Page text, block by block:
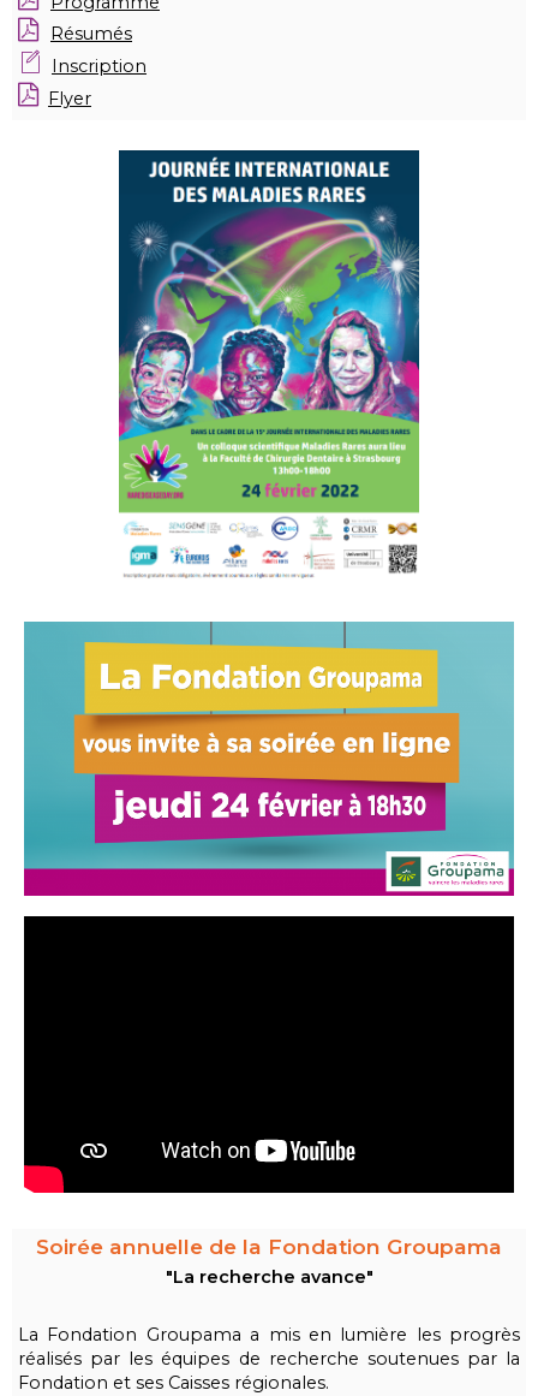
Résumés
Inscription
Flyer
Soirée annuelle de la Fondation Groupama
"La recherche avance"
La Fondation Groupama a mis en lumière les progrès
réalisés par les équipes de recherche soutenues par la
Fondation et ses Caisses régionales.